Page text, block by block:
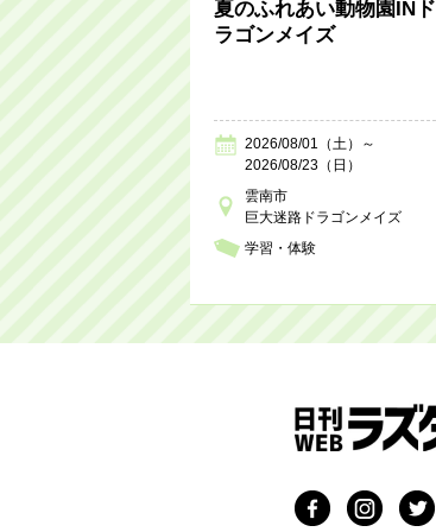
夏のふれあい動物園INド
ラゴンメイズ
2026/08/01（土）～
2026/08/23（日）
雲南市
巨大迷路ドラゴンメイズ
学習・体験